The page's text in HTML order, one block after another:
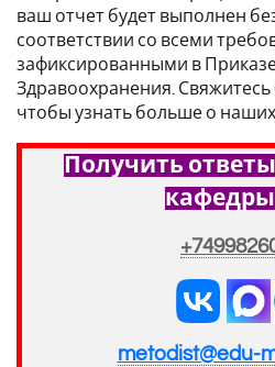
ваш отчет будет выполнен
соответствии со всеми
зафиксированными в
Здравоохранения. Свяжитесь
чтобы узнать больше о наших
Получить
кафедры
metodist@edu-